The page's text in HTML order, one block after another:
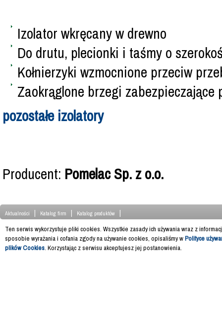
Izolator wkręcany w drewno
Do drutu, plecionki i taśmy o
Kołnierzyki wzmocnione przeciw
Zaokrąglone brzegi zabezpieczające
pozostałe izolatory
Producent: Pomelac Sp. z o.o.
Aktualności | Katalog firm | Katalog produktów
|
Ten serwis wykorzystuje pliki cookies. Wszystkie zasady ich używania wraz z
sposobie wyrażania i cofania zgody na używanie cookies, opisaliśmy wPolityce
plików Cookies. Korzystając z serwisu akceptujesz jej postanowienia.